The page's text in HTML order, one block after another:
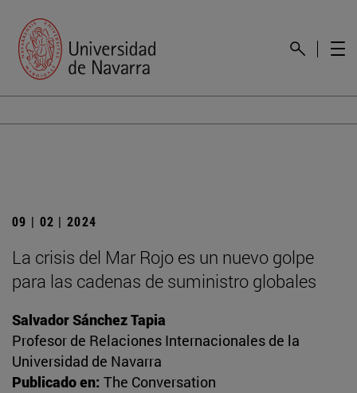
09 | 02 | 2024
La crisis del Mar Rojo es un nuevo golpe
para las cadenas de suministro globales
Salvador Sánchez Tapia
Profesor de Relaciones Internacionales de la
Universidad de Navarra
Publicado en: The Conversation